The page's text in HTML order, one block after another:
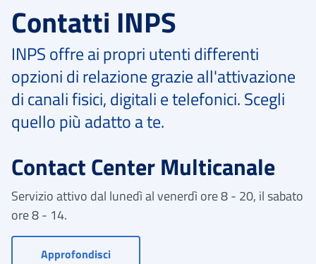
Contatti INPS
INPS offre ai propri utenti differenti
opzioni di relazione grazie all'attivazione
di canali fisici, digitali e telefonici. Scegli
quello più adatto a te.
Contact Center Multicanale
Servizio attivo dal lunedì al venerdì ore 8 - 20, il sabato
ore 8 - 14.
Approfondisci- Vai a Contact Center